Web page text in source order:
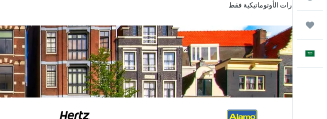
رحلات
العَرَبِيَّة
السيارات الأوتوماتيكية فقط